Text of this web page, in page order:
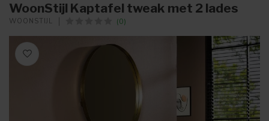
WoonStijl Kaptafel tweak met 2 lades
WOONSTIJL (0)